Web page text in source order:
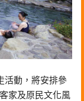
活動，將安排參
家及原民文化風